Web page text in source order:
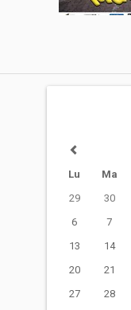
Lu
Ma
29
30
6
7
13
14
20
21
27
28